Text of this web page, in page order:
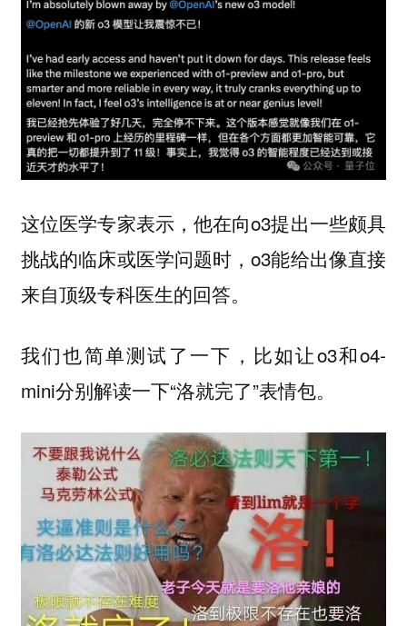
这位医学专家表示，他在向o3提出一些颇具
挑战的临床或医学问题时，o3能给出像直接
来自顶级专科医生的回答。
我们也简单测试了一下，比如让o3和o4-
mini分别解读一下“洛就完了”表情包。